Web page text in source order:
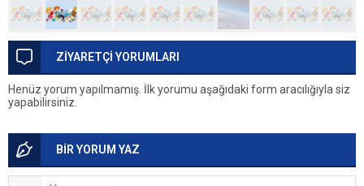
ZİYARETÇİ YORUMLARI
Henüz yorum yapılmamış. İlk yorumu aşağıdaki form aracılığıyla siz
yapabilirsiniz.
BİR YORUM YAZ